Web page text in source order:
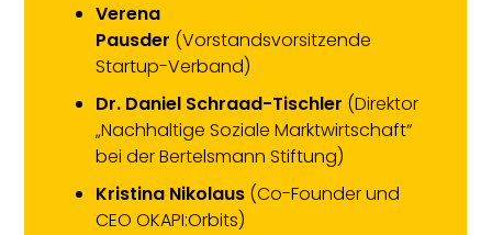
Verena
Pausder (Vorstandsvorsitzende
Startup-Verband)
Dr. Daniel Schraad-Tischler (Direktor
„Nachhaltige Soziale Marktwirtschaft“
bei der Bertelsmann Stiftung)
Kristina Nikolaus (Co-Founder und
CEO OKAPI:Orbits)